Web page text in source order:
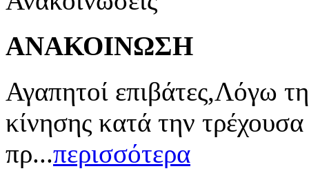
ΑΝΑΚΟΙΝΩΣΗ
Αγαπητοί επιβάτες,Λόγω
κίνησης κατά την
πρ...περισσότερα